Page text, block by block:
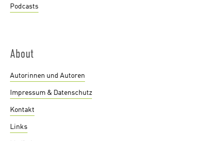
Podcasts
About
Autorinnen und Autoren
Impressum & Datenschutz
Kontakt
Links